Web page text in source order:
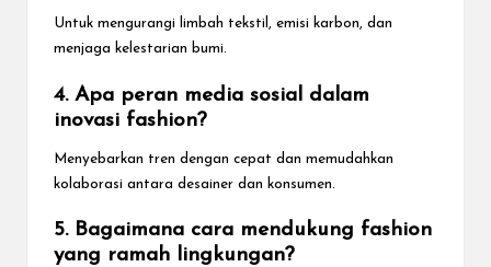
Untuk mengurangi limbah tekstil, emisi karbon, dan
menjaga kelestarian bumi.
4. Apa peran media sosial dalam
inovasi fashion?
Menyebarkan tren dengan cepat dan memudahkan
kolaborasi antara desainer dan konsumen.
5. Bagaimana cara mendukung fashion
yang ramah lingkungan?